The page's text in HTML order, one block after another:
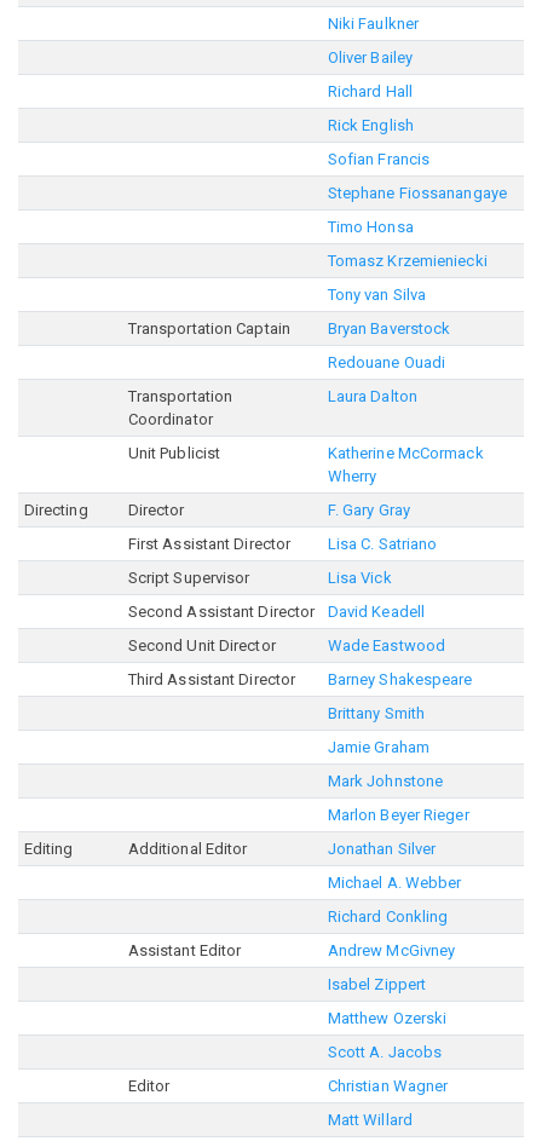
Niki Faulkner
Oliver Bailey
Richard Hall
Rick English
Sofian Francis
Stephane Fiossanangaye
Timo Honsa
Tomasz Krzemieniecki
Tony van Silva
Transportation Captain
Bryan Baverstock
Redouane Ouadi
Transportation
Coordinator
Laura Dalton
Unit Publicist
Katherine McCormack
Wherry
Directing
Director
F. Gary Gray
First Assistant Director
Lisa C. Satriano
Script Supervisor
Lisa Vick
Second Assistant Director
David Keadell
Second Unit Director
Wade Eastwood
Third Assistant Director
Barney Shakespeare
Brittany Smith
Jamie Graham
Mark Johnstone
Marlon Beyer Rieger
Editing
Additional Editor
Jonathan Silver
Michael A. Webber
Richard Conkling
Assistant Editor
Andrew McGivney
Isabel Zippert
Matthew Ozerski
Scott A. Jacobs
Editor
Christian Wagner
Matt Willard